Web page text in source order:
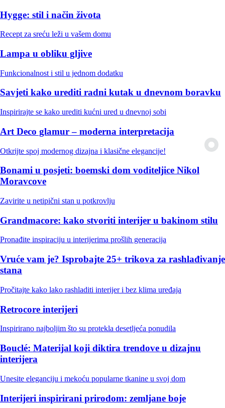
Hygge: stil i način života
Recept za sreću leži u vašem domu
Lampa u obliku gljive
Funkcionalnost i stil u jednom dodatku
Savjeti kako urediti radni kutak u dnevnom boravku
Inspirirajte se kako urediti kućni ured u dnevnoj sobi
Art Deco glamur – moderna interpretacija
Otkrijte spoj modernog dizajna i klasične elegancije!
Bonami u posjeti: boemski dom voditeljice Nikol
Moravcove
Zavirite u netipični stan u potkrovlju
Grandmacore: kako stvoriti interijer u bakinom stilu
Pronađite inspiraciju u interijerima prošlih generacija
Vruće vam je? Isprobajte 25+ trikova za rashlađivanje
stana
Pročitajte kako lako rashladiti interijer i bez klima uređaja
Retrocore interijeri
Inspirirano najboljim što su protekla desetljeća ponudila
Bouclé: Materijal koji diktira trendove u dizajnu
interijera
Unesite eleganciju i mekoću popularne tkanine u svoj dom
Interijeri inspirirani prirodom: zemljane boje